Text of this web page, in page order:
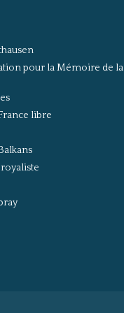
pour la Mémoire de la
libre